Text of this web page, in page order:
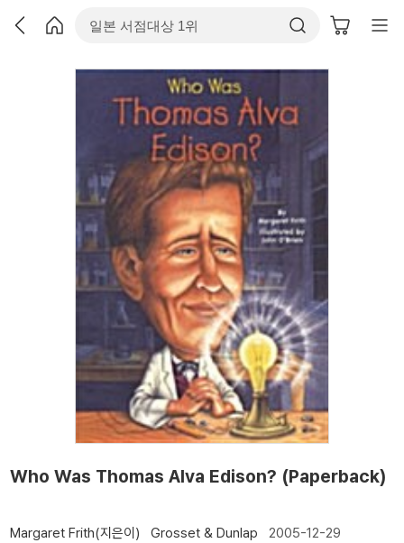
Who Was Thomas Alva Edison? (Paperback)
Margaret Frith(지은이) Grosset & Dunlap 2005-12-29